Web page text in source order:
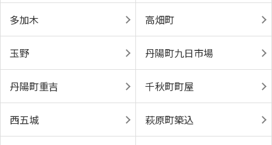
多加木 高畑町
玉野 丹陽町九日市場
丹陽町重吉 千秋町町屋
西五城 萩原町築込